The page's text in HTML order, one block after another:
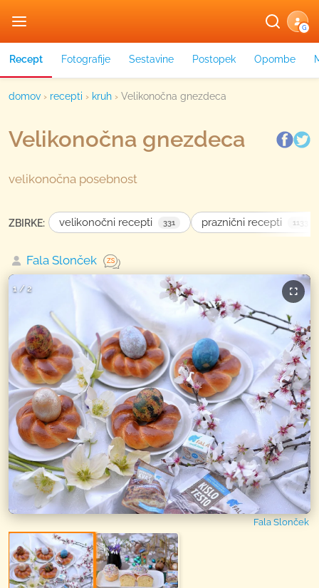
G
Recept Fotografije Sestavine Postopek Opombe
domov › recepti › kruh › Velikonočna gnezdeca
Velikonočna gnezdeca
velikonočna posebnost
ZBIRKE: velikonočni recepti 331 praznični recepti 1133
Fala Slonček
1 / 2
Fala Slonček